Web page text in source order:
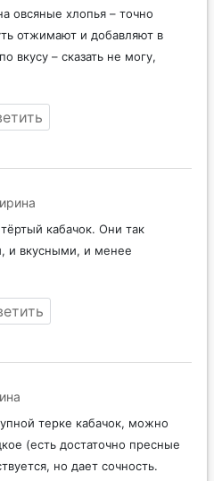
овсяные хлопья – точно
отжимают и добавляют в
вкусу – сказать не могу,
ирина
кабачок. Они так
и вкусными, и менее
терке кабачок, можно
(есть достаточно пресные
но дает сочность.